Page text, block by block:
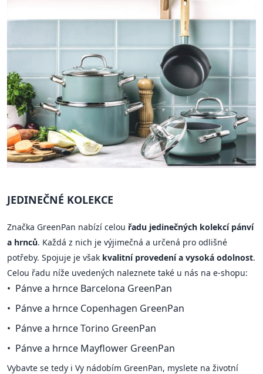
JEDINEČNÉ KOLEKCE
Značka GreenPan nabízí celou řadu jedinečných kolekcí pánví
a hrnců. Každá z nich je výjimečná a určená pro odlišné
potřeby. Spojuje je však kvalitní provedení a vysoká odolnost.
Celou řadu níže uvedených naleznete také u nás na e-shopu:
Pánve a hrnce Barcelona GreenPan
Pánve a hrnce Copenhagen GreenPan
Pánve a hrnce Torino GreenPan
Pánve a hrnce Mayflower GreenPan
Vybavte se tedy i Vy nádobím GreenPan, myslete na životní